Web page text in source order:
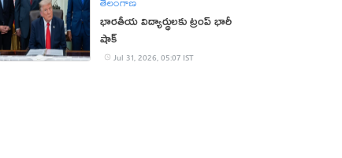
భారతీయ విద్యార్థులకు ట్రంప్ భారీ
షాక్
Jul 31, 2026, 05:07 IST